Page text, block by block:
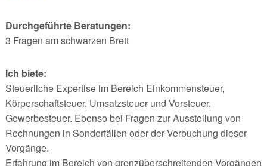
Durchgeführte Beratungen:
3 Fragen am schwarzen Brett
Ich biete:
Steuerliche Expertise im Bereich Einkommensteuer,
Körperschaftsteuer, Umsatzsteuer und Vorsteuer,
Gewerbesteuer. Ebenso bei Fragen zur Ausstellung von
Rechnungen in Sonderfällen oder der Verbuchung dieser
Vorgänge.
Erfahrung im Bereich von grenzüberschreitenden Vorgängen